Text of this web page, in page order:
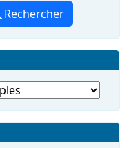
Rechercher